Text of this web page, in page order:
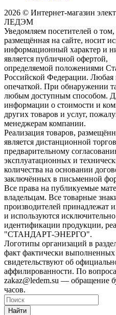
2026 © Интернет-магазин
ЛЕДЭМ
Уведомляем посетителей о
размещённая на сайте, носит
информационный характер и
является публичной офертой,
определяемой положениями
Российской Федерации. Любая
опечаткой. При обнаружении
любым доступным способом.
информации о стоимости и
других товаров и услуг,
менеджерам компании.
Реализация товаров,
является дистанционной
предварительному
эксплуатационных и
количества на основании
заключённых в письменной
Все права на публикуемые
владельцам. Все товарные
производителей принадлежат
и используются
идентификации продукции,
"СТАНДАРТ-ЭНЕРГО".
Логотипы организаций в
факт фактически выполненных
свидетельствуют об
аффилированности. По
zakaz@ledem.su — обращение
часов.
Найти